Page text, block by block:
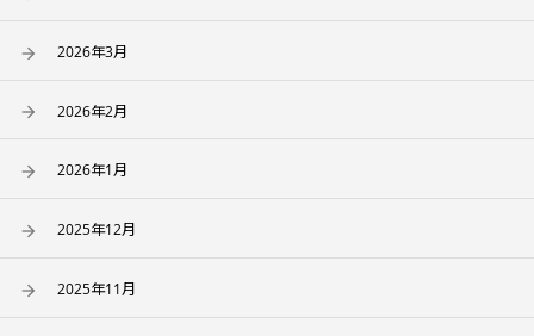
2026年3月
2026年2月
2026年1月
2025年12月
2025年11月